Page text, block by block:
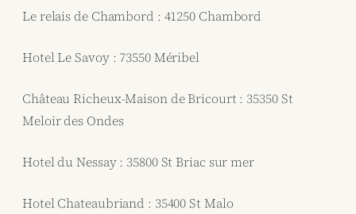
Le relais de Chambord : 41250 Chambord
Hotel Le Savoy : 73550 Méribel
Château Richeux-Maison de Bricourt : 35350 St
Meloir des Ondes
Hotel du Nessay : 35800 St Briac sur mer
Hotel Chateaubriand : 35400 St Malo